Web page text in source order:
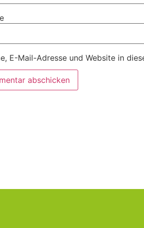
E-Mail-Adresse und Website in